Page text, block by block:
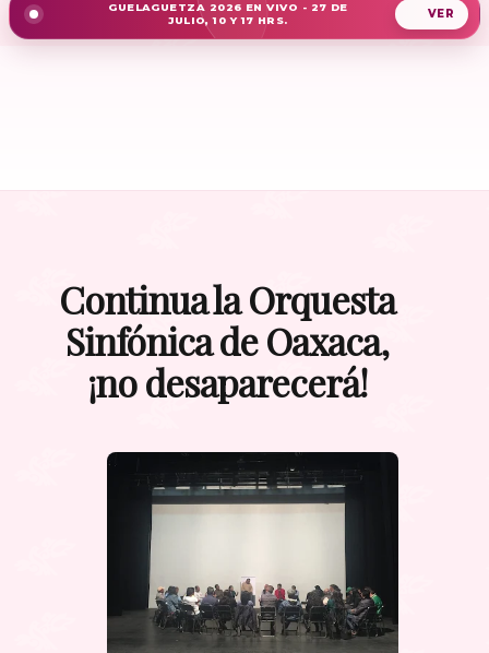
GUELAGUETZA 2026 EN VIVO - 27 DE
JULIO, 10 Y 17 HRS.
Continua la Orquesta
Sinfónica de Oaxaca,
¡no desaparecerá!